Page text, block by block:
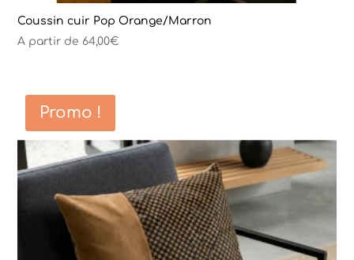
Coussin cuir Pop Orange/Marron
A partir de 64,00€
Promo !